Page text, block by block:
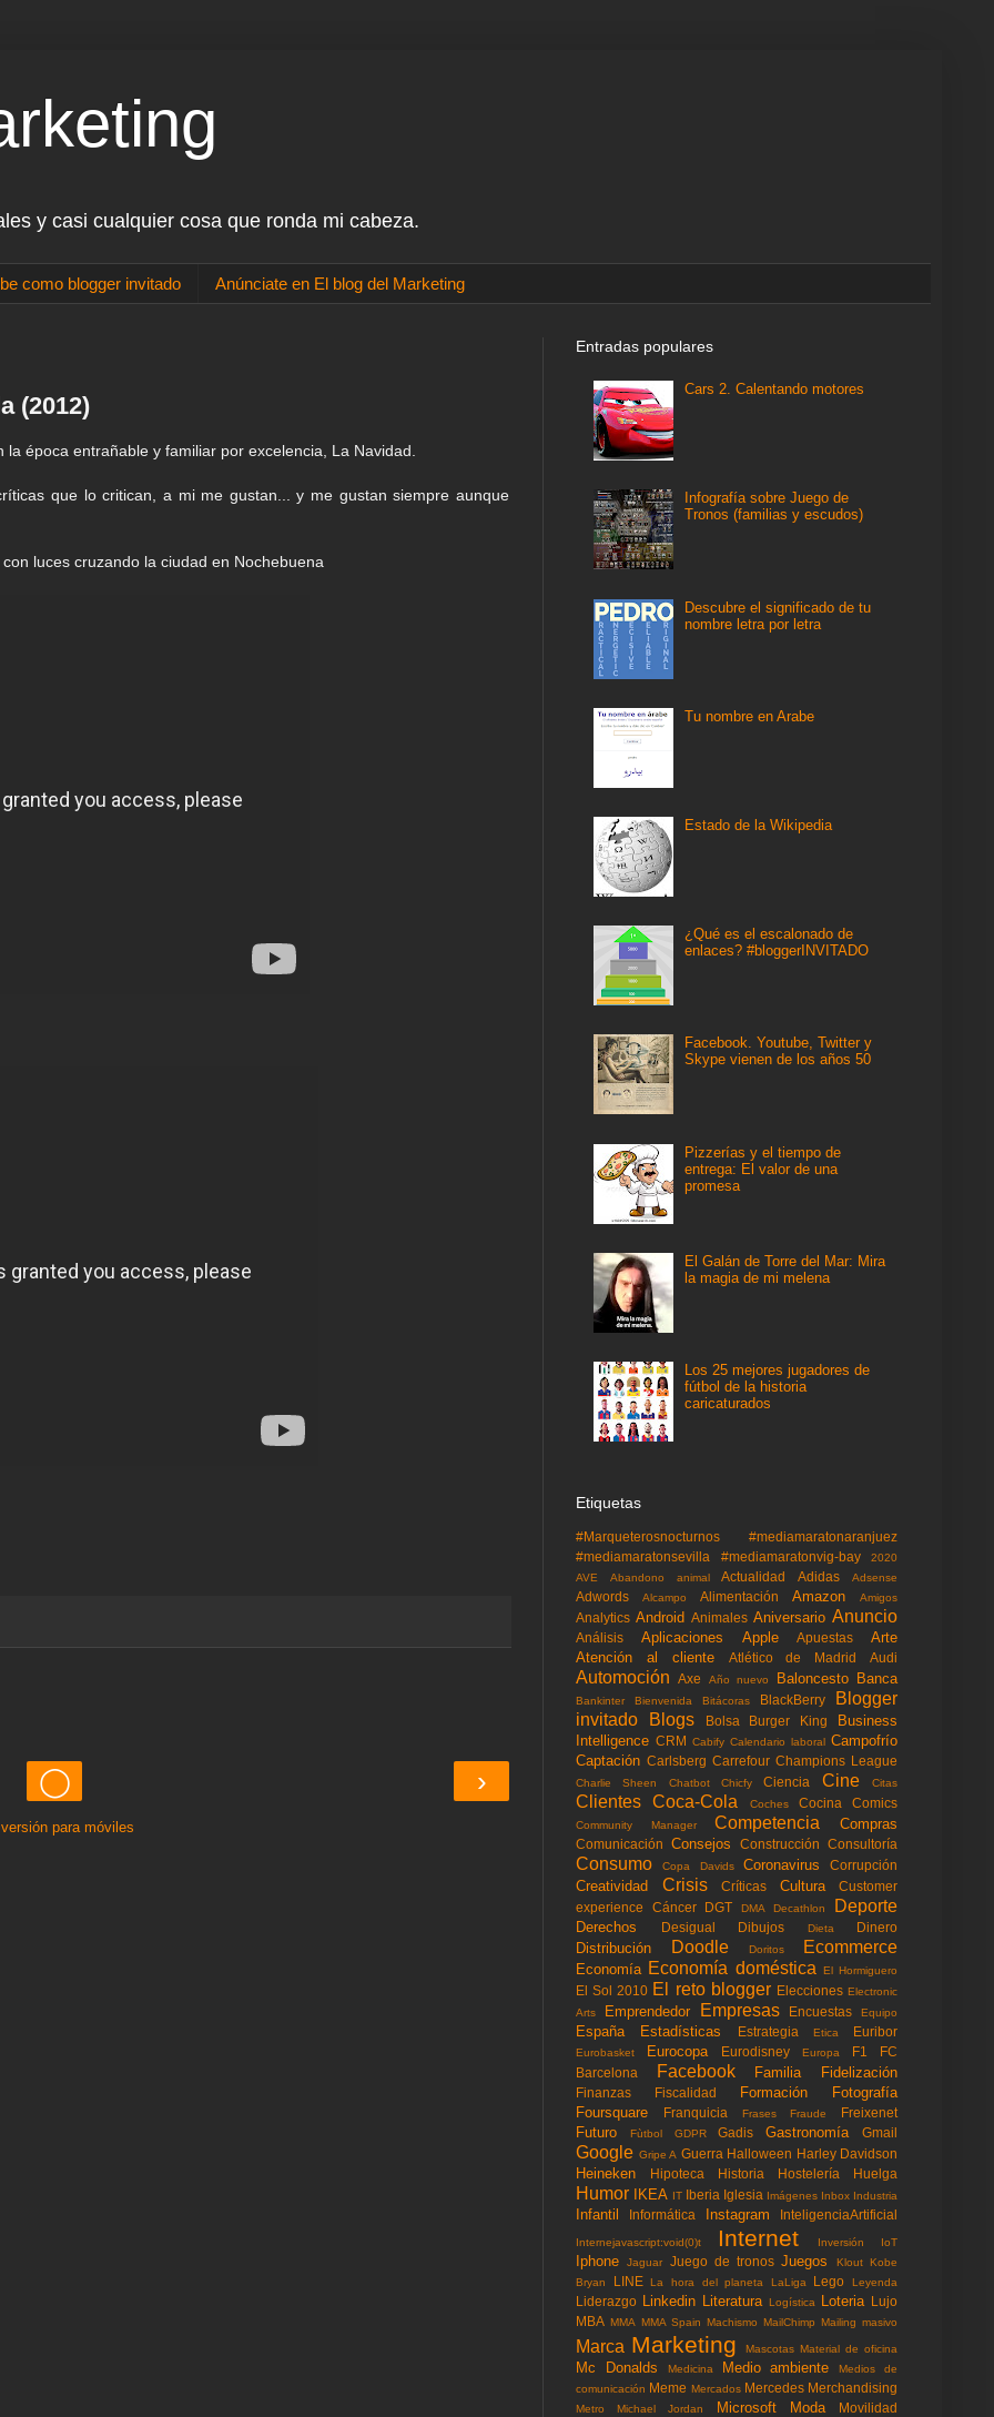
y casi cualquier cosa que ronda mi cabeza.
como blogger invitado Anúnciate en El blog del Marketing
(2012)
época entrañable y familiar por excelencia, La Navidad.
que lo critican, a mi me gustan... y me gustan siempre aunque
luces cruzando la ciudad en Nochebuena
›
◯
para móviles
Entradas populares
Cars 2. Calentando motores
Infografía sobre Juego de
Tronos (familias y escudos)
Descubre el significado de tu
nombre letra por letra
Tu nombre en Arabe
Estado de la Wikipedia
¿Qué es el escalonado de
enlaces? #bloggerINVITADO
Facebook. Youtube, Twitter y
Skype vienen de los años 50
Pizzerías y el tiempo de
entrega: El valor de una
promesa
El Galán de Torre del Mar: Mira
la magia de mi melena
Los 25 mejores jugadores de
fútbol de la historia
caricaturados
Etiquetas
#Marqueterosnocturnos
#mediamaratonaranjuez
#mediamaratonsevilla
#mediamaratonvig-bay
2020
AVE
Abandono animal Actualidad Adidas Adsense
Adwords Alcampo Alimentación Amazon Amigos
Analytics Android Animales Aniversario Anuncio
Análisis Aplicaciones Apple Apuestas
Arte
Atención al cliente
Atlético de Madrid Audi
Automoción Axe Año nuevo Baloncesto Banca
Bankinter Bienvenida Bitácoras BlackBerry
Blogger
invitado
Blogs Bolsa Burger King
Business
Intelligence CRM Cabify Calendario laboral Campofrío
Captación Carlsberg Carrefour Champions League
Charlie Sheen Chatbot Chicfy Ciencia Cine Citas
Clientes Coca-Cola Coches Cocina Comics
Community Manager Competencia Compras
Comunicación Consejos Construcción Consultoría
Consumo Copa Davids Coronavirus Corrupción
Creatividad Crisis Críticas Cultura
Customer
experience
Cáncer DGT DMA Decathlon Deporte
Derechos Desigual Dibujos Dieta Dinero
Distribución Doodle Doritos Ecommerce
Economía Economía doméstica El Hormiguero
El Sol 2010 El reto blogger Elecciones Electronic
Arts
Emprendedor Empresas Encuestas Equipo
España Estadísticas Estrategia Etica Euribor
Eurobasket Eurocopa Eurodisney Europa F1
FC
Barcelona
Facebook Familia Fidelización
Finanzas Fiscalidad Formación
Fotografía
Foursquare
Franquicia Frases Fraude Freixenet
Futuro Fùtbol GDPR Gadis Gastronomía Gmail
Google Gripe A Guerra Halloween Harley Davidson
Heineken Hipoteca Historia Hostelería Huelga
Humor IKEA IT Iberia Iglesia Imágenes Inbox Industria
Infantil Informática Instagram InteligenciaArtificial
Internejavascript:void(0)t Internet Inversión IoT
Iphone Jaguar Juego de tronos Juegos Klout Kobe
Bryan
LINE La hora del planeta LaLiga Lego Leyenda
Liderazgo Linkedin Literatura Logística Loteria Lujo
MBA MMA MMA Spain Machismo MailChimp Mailing masivo
Marca Marketing Mascotas Material de oficina
Mc Donalds Medicina Medio ambiente
Medios de
comunicación Meme Mercados Mercedes Merchandising
Metro Michael Jordan Microsoft Moda
Movilidad